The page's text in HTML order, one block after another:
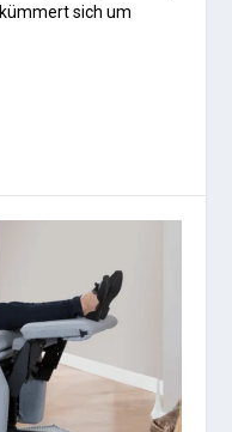
sich um